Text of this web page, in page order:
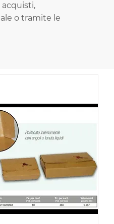
o tramite le